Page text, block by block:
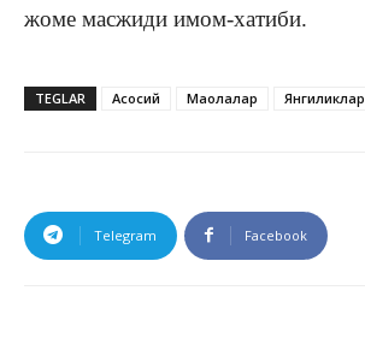
жоме масжиди имом-хатиби.
TEGLAR Асосий Мақолалар Янгиликлар
Telegram Facebook